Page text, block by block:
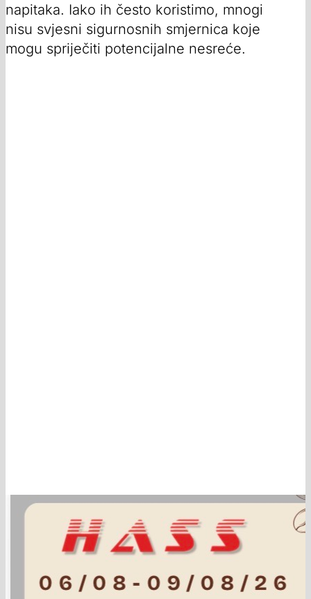
napitaka. Iako ih često koristimo, mnogi
nisu svjesni sigurnosnih smjernica koje
mogu spriječiti potencijalne nesreće.